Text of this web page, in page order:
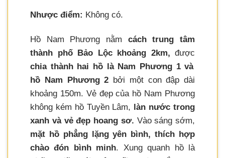
Nhược điểm: Không có.
Hồ Nam Phương nằm cách trung tâm
thành phố Bảo Lộc khoảng 2km, được
chia thành hai hồ là Nam Phương 1 và
hồ Nam Phương 2 bởi một con đập dài
khoảng 150m. Vẻ đẹp của hồ Nam Phương
không kém hồ Tuyền Lâm, làn nước trong
xanh và vẻ đẹp hoang sơ. Vào sáng sớm,
mặt hồ phẳng lặng yên bình, thích hợp
chào đón bình minh. Xung quanh hồ là